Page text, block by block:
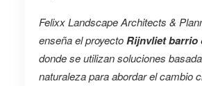
CONSEJO HONORÍFICO
Felixx Landscape Architects &
enseña el proyectoRijnvliet barrio
donde se utilizan soluciones
naturaleza para abordar el cambio